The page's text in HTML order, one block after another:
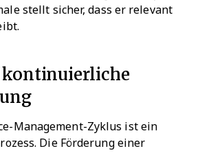
stellt sicher, dass er relevant
kontinuierliche
Management-Zyklus ist ein
Die Förderung einer